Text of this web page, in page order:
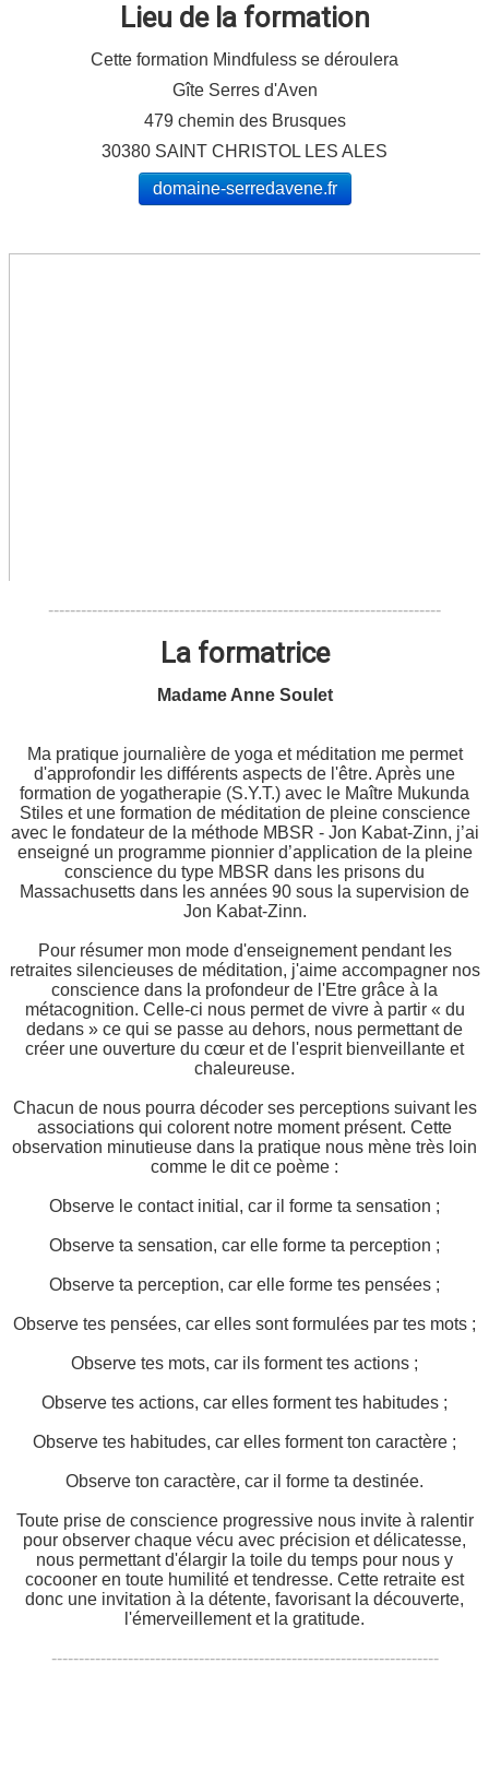
Lieu de la formation
Cette formation Mindfuless se déroulera
Gîte Serres d'Aven
479 chemin des Brusques
30380 SAINT CHRISTOL LES ALES
domaine-serredavene.fr
------------------------------------------------------------------------
La formatrice
Madame Anne Soulet
Ma pratique journalière de yoga et méditation me permet
d'approfondir les différents aspects de l'être. Après une
formation de yogatherapie (S.Y.T.) avec le Maître Mukunda
Stiles et une formation de méditation de pleine conscience
avec le fondateur de la méthode MBSR - Jon Kabat-Zinn, j’ai
enseigné un programme pionnier d’application de la pleine
conscience du type MBSR dans les prisons du
Massachusetts dans les années 90 sous la supervision de
Jon Kabat-Zinn.
Pour résumer mon mode d'enseignement pendant les
retraites silencieuses de méditation, j'aime accompagner nos
conscience dans la profondeur de l'Etre grâce à la
métacognition. Celle-ci nous permet de vivre à partir « du
dedans » ce qui se passe au dehors, nous permettant de
créer une ouverture du cœur et de l'esprit bienveillante et
chaleureuse.
Chacun de nous pourra décoder ses perceptions suivant les
associations qui colorent notre moment présent. Cette
observation minutieuse dans la pratique nous mène très loin
comme le dit ce poème :
Observe le contact initial, car il forme ta sensation ;
Observe ta sensation, car elle forme ta perception ;
Observe ta perception, car elle forme tes pensées ;
Observe tes pensées, car elles sont formulées par tes mots ;
Observe tes mots, car ils forment tes actions ;
Observe tes actions, car elles forment tes habitudes ;
Observe tes habitudes, car elles forment ton caractère ;
Observe ton caractère, car il forme ta destinée.
Toute prise de conscience progressive nous invite à ralentir
pour observer chaque vécu avec précision et délicatesse,
nous permettant d'élargir la toile du temps pour nous y
cocooner en toute humilité et tendresse. Cette retraite est
donc une invitation à la détente, favorisant la découverte,
l'émerveillement et la gratitude.
-----------------------------------------------------------------------